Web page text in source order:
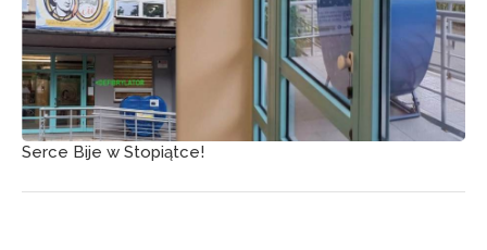
Serce Bije w Stopiątce!